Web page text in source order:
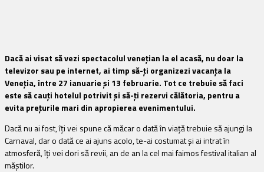
Dacă ai visat să vezi spectacolul venețian la el acasă, nu doar la
televizor sau pe internet, ai timp să-ți organizezi vacanța la
Veneția, între 27 ianuarie și 13 februarie. Tot ce trebuie să faci
este să cauți hotelul potrivit și să-ți rezervi călătoria, pentru a
evita prețurile mari din apropierea evenimentului.
Dacă nu ai fost, îți vei spune că măcar o dată în viață trebuie să ajungi la
Carnaval, dar o dată ce ai ajuns acolo, te-ai costumat și ai intrat în
atmosferă, îți vei dori să revii, an de an la cel mai faimos festival italian al
măștilor.